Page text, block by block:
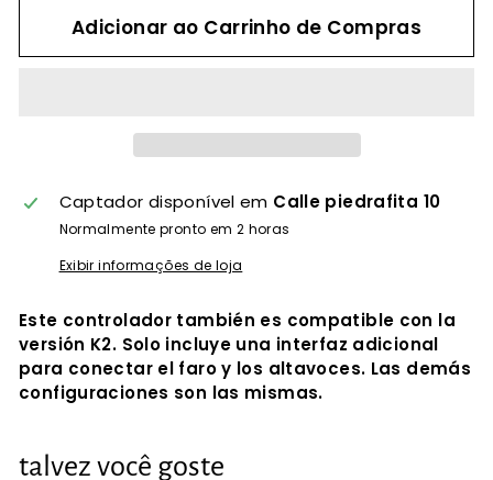
Adicionar ao Carrinho de Compras
Captador disponível em Calle piedrafita 10
Normalmente pronto em 2 horas
Exibir informações de loja
Este controlador también es compatible con la
versión K2. Solo incluye una interfaz adicional
para conectar el faro y los altavoces. Las demás
configuraciones son las mismas.
talvez você goste